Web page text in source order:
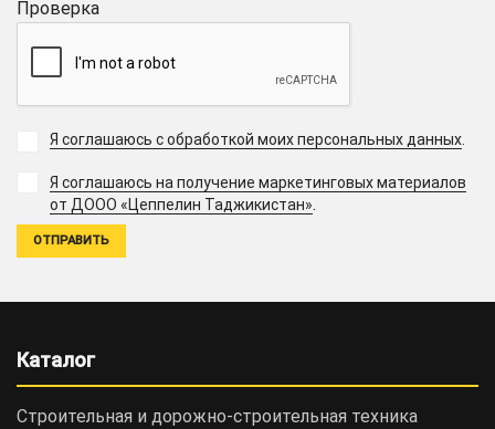
Проверка
Я соглашаюсь с обработкой моих персональных данных.
Я соглашаюсь на получение маркетинговых материалов
от ДООО «Цеппелин Таджикистан».
Каталог
Строительная и дорожно-cтроительная техника